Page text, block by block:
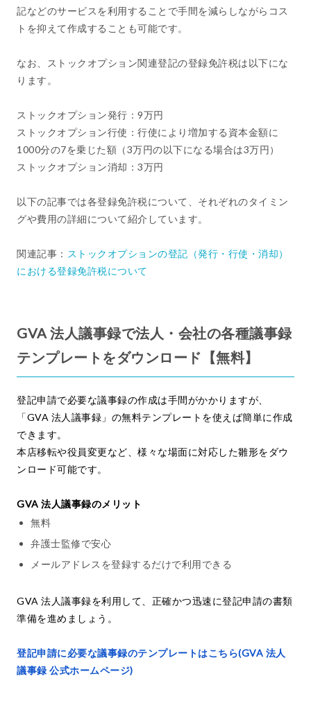
記などのサービスを利用することで手間を減らしながらコス
トを抑えて作成することも可能です。
なお、ストックオプション関連登記の登録免許税は以下にな
ります。
ストックオプション発行：9万円
ストックオプション行使：行使により増加する資本金額に
1000分の7を乗じた額（3万円の以下になる場合は3万円）
ストックオプション消却：3万円
以下の記事では各登録免許税について、それぞれのタイミン
グや費用の詳細について紹介しています。
関連記事： ストックオプションの登記（発行・行使・消却）
における登録免許税について
GVA 法人議事録で法人・会社の各種議事録
テンプレートをダウンロード【無料】
登記申請で必要な議事録の作成は手間がかかりますが、
「GVA 法人議事録」の無料テンプレートを使えば簡単に作成
できます。
本店移転や役員変更など、様々な場面に対応した雛形をダウ
ンロード可能です。
GVA 法人議事録のメリット
無料
弁護士監修で安心
メールアドレスを登録するだけで利用できる
GVA 法人議事録を利用して、正確かつ迅速に登記申請の書類
準備を進めましょう。
登記申請に必要な議事録のテンプレートはこちら(GVA 法人
議事録 公式ホームページ)